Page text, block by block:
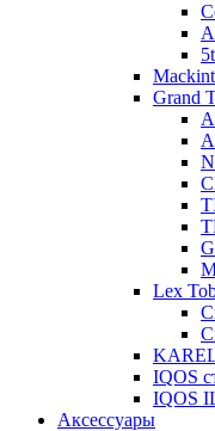
Grand
Lex
IQOS
IQOS
Аксессуары